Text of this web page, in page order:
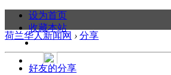
设为首页
收藏本站
荷兰华人新闻网 › 分享
好友的分享